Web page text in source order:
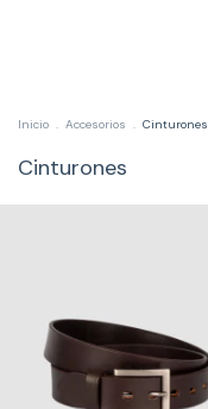
Inicio . Accesorios . Cinturones
Cinturones